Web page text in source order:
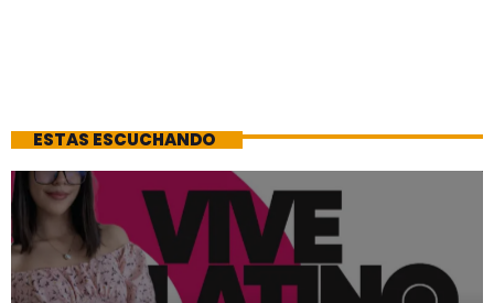
ESTAS ESCUCHANDO